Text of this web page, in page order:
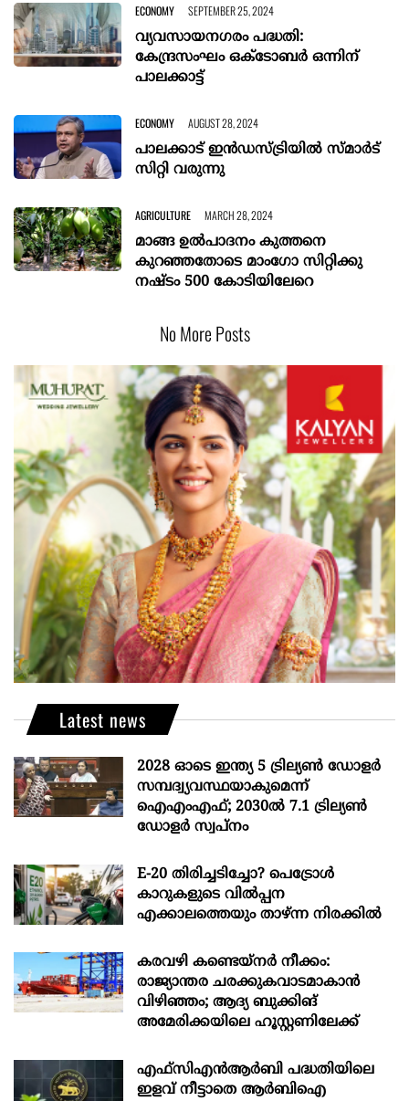
ECONOMY SEPTEMBER 25, 2024
വ്യവസായനഗരം പദ്ധതി:
കേന്ദ്രസംഘം ഒക്ടോബർ ഒന്നിന്
പാലക്കാട്ട്
ECONOMY AUGUST 28, 2024
പാലക്കാട് ഇന്‍ഡസ്ട്രിയിൽ സ്മാർട്
സിറ്റി വരുന്നു
AGRICULTURE MARCH 28, 2024
മാങ്ങ ഉൽപാദനം കുത്തനെ
കുറഞ്ഞതോടെ മാംഗോ സിറ്റിക്കു
നഷ്ടം 500 കോടിയിലേറെ
No More Posts
Latest news
2028 ഓടെ ഇന്ത്യ 5 ട്രില്യണ്‍ ഡോളര്‍
സമ്പദ്വ്യവസ്ഥയാകുമെന്ന്
ഐഎംഎഫ്; 2030ല്‍ 7.1 ട്രില്യണ്‍
ഡോളര്‍ സ്വപ്നം
E-20 തിരിച്ചടിച്ചോ? പെട്രോൾ
കാറുകളുടെ വിൽപ്പന
എക്കാലത്തെയും താഴ്ന്ന നിരക്കിൽ
കരവഴി കണ്ടെയ്നർ നീക്കം:
രാജ്യാന്തര ചരക്കുകവാടമാകാൻ
വിഴിഞ്ഞം; ആദ്യ ബുക്കിങ്
അമേരിക്കയിലെ ഹൂസ്റ്റണിലേക്ക്
എഫ്സിഎൻആർബി പദ്ധതിയിലെ
ഇളവ് നീട്ടാതെ ആർബിഐ